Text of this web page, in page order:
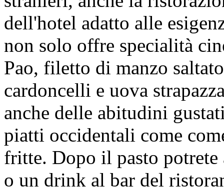
dell'hotel adatto alle
non solo offre specialità
Pao, filetto di manzo
cardoncelli e uova
anche delle abitudini
piatti occidentali come
fritte. Dopo il pasto potrete
o un drink al bar del